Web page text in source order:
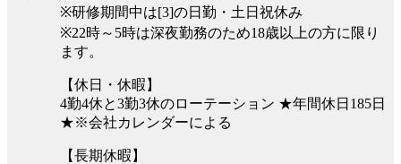
※研修期間中は[3]の日勤・土日祝休み
※22時～5時は深夜勤務のため18歳以上の方に限り
ます。
【休日・休暇】
4勤4休と3勤3休のローテーション ★年間休日185日
★※会社カレンダーによる
【長期休暇】